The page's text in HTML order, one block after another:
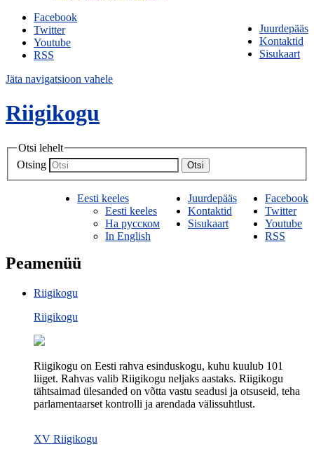
Juurdepääs
Kontaktid
Sisukaart
Facebook
Twitter
Youtube
RSS
Jäta navigatsioon vahele
Riigikogu
Otsi lehelt
Otsing
Otsi
Facebook
Twitter
Youtube
RSS
Juurdepääs
Kontaktid
Sisukaart
Eesti keeles
Eesti keeles
На русском
In English
Peamenüü
Riigikogu
Riigikogu
Riigikogu on Eesti rahva esinduskogu, kuhu kuulub 101
liiget. Rahvas valib Riigikogu neljaks aastaks. Riigikogu
tähtsaimad ülesanded on võtta vastu seadusi ja otsuseid, teha
parlamentaarset kontrolli ja arendada välissuhtlust.
XV Riigikogu